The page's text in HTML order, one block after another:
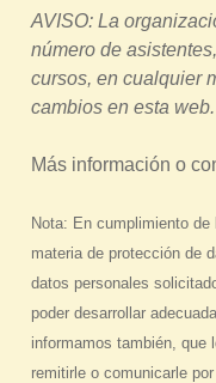
AVISO: La
número de
cursos, en cualquier
cambios en esta web.
Más información o
Nota: En cumplimiento
materia de protección de
datos personales
poder desarrollar
informamos también, que
remitirle o comunicarle